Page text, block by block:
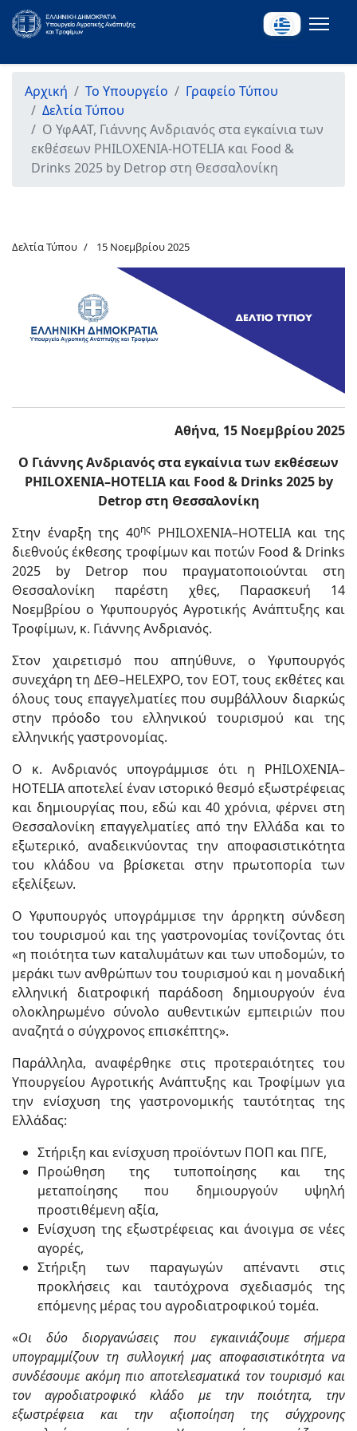
Αρχική Το Υπουργείο
Γραφείο Τύπου
Δελτία Τύπου
Ο ΥφΑΑΤ, Γιάννης Ανδριανός στα εγκαίνια των
εκθέσεων PHILOXENIA-HOTELIA και Food &
Drinks 2025 by Detrop στη Θεσσαλονίκη
Δελτία Τύπου 15 Νοεμβρίου 2025
Αθήνα, 15 Νοεμβρίου 2025
Ο Γιάννης Ανδριανός στα εγκαίνια των εκθέσεων
PHILOXENIA–HOTELIA και Food & Drinks 2025 by
Detrop στη Θεσσαλονίκη
Στην έναρξη της 40ης PHILOXENIA–HOTELIA και της
διεθνούς έκθεσης τροφίμων και ποτών Food & Drinks
2025 by Detrop που πραγματοποιούνται στη
Θεσσαλονίκη παρέστη χθες, Παρασκευή 14
Νοεμβρίου ο Υφυπουργός Αγροτικής Ανάπτυξης και
Τροφίμων, κ. Γιάννης Ανδριανός.
Στον χαιρετισμό που απηύθυνε, ο Υφυπουργός
συνεχάρη τη ΔΕΘ–HELEXPO, τον ΕΟΤ, τους εκθέτες και
όλους τους επαγγελματίες που συμβάλλουν διαρκώς
στην πρόοδο του ελληνικού τουρισμού και της
ελληνικής γαστρονομίας.
Ο κ. Ανδριανός υπογράμμισε ότι η PHILOXENIA–
HOTELIA αποτελεί έναν ιστορικό θεσμό εξωστρέφειας
και δημιουργίας που, εδώ και 40 χρόνια, φέρνει στη
Θεσσαλονίκη επαγγελματίες από την Ελλάδα και το
εξωτερικό, αναδεικνύοντας την αποφασιστικότητα
του κλάδου να βρίσκεται στην πρωτοπορία των
εξελίξεων.
Ο Υφυπουργός υπογράμμισε την άρρηκτη σύνδεση
του τουρισμού και της γαστρονομίας τονίζοντας ότι
«η ποιότητα των καταλυμάτων και των υποδομών, το
μεράκι των ανθρώπων του τουρισμού και η μοναδική
ελληνική διατροφική παράδοση δημιουργούν ένα
ολοκληρωμένο σύνολο αυθεντικών εμπειριών που
αναζητά ο σύγχρονος επισκέπτης».
Παράλληλα, αναφέρθηκε στις προτεραιότητες του
Υπουργείου Αγροτικής Ανάπτυξης και Τροφίμων για
την ενίσχυση της γαστρονομικής ταυτότητας της
Ελλάδας:
Στήριξη και ενίσχυση προϊόντων ΠΟΠ και ΠΓΕ,
Προώθηση της τυποποίησης και της
μεταποίησης που δημιουργούν υψηλή
προστιθέμενη αξία,
Ενίσχυση της εξωστρέφειας και άνοιγμα σε νέες
αγορές,
Στήριξη των παραγωγών απέναντι στις
προκλήσεις και ταυτόχρονα σχεδιασμός της
επόμενης μέρας του αγροδιατροφικού τομέα.
«Οι δύο διοργανώσεις που εγκαινιάζουμε σήμερα
υπογραμμίζουν τη συλλογική μας αποφασιστικότητα να
συνδέσουμε ακόμη πιο αποτελεσματικά τον τουρισμό και
τον αγροδιατροφικό κλάδο με την ποιότητα, την
εξωστρέφεια και την αξιοποίηση της σύγχρονης